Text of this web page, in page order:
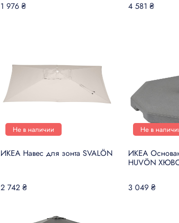
1 976 ₴ 4 581 ₴
Не в наличии
ИКЕА Навес для зонта SVALÖN
2 742 ₴
Не в
ИКЕА
HUVÖN
3 049 ₴